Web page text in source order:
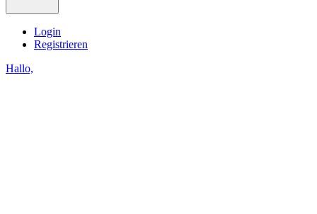
Login
Registrieren
Hallo,